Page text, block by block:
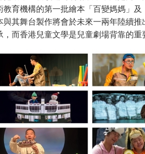
教育機構的第一批繪本「百變媽媽」
與其舞台製作將會於未來一兩年陸續
，而香港兒童文學是兒童劇場背靠的重